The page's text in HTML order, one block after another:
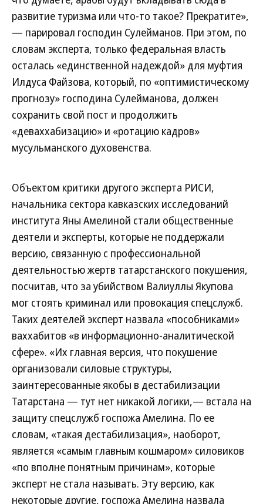
развитие туризма или что-то такое? Прекратите»,
— парировал господин Сулейманов. При этом, по
словам эксперта, только федеральная власть
осталась «единственной надеждой» для муфтия
Илдуса Файзова, который, по «оптимистическому
прогнозу» господина Сулейманова, должен
сохранить свой пост и продолжить
«деваххабизацию» и «ротацию кадров»
мусульманского духовенства.
Объектом критики другого эксперта РИСИ,
начальника сектора кавказских исследований
института Яны Амелиной стали общественные
деятели и эксперты, которые не поддержали
версию, связанную с профессиональной
деятельностью жертв татарстанского покушения,
посчитав, что за убийством Валиуллы Якупова
мог стоять криминал или провокация спецслужб.
Таких деятелей эксперт назвала «пособниками»
ваххабитов «в информационно-аналитической
сфере». «Их главная версия, что покушение
организовали силовые структуры,
заинтересованные якобы в дестабилизации
Татарстана — тут нет никакой логики,— встала на
защиту спецслужб госпожа Амелина. По ее
словам, «такая дестабилизация», наоборот,
является «самым главным кошмаром» силовиков
«по вполне понятным причинам», которые
эксперт не стала называть. Эту версию, как
некоторые другие, госпожа Амелина назвала